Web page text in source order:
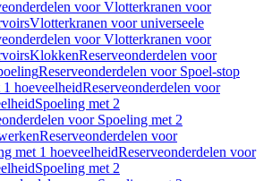
voor Vlotterkranen voor
Vlotterkranen voor universeele
voor Vlotterkranen voor
KlokkenReserveonderdelen voor
Reserveonderdelen voor Spoel-stop
hoeveelheidReserveonderdelen voor
Spoeling met 2
voor Spoeling met 2
Reserveonderdelen voor
met 1 hoeveelheidReserveonderdelen voor
Spoeling met 2